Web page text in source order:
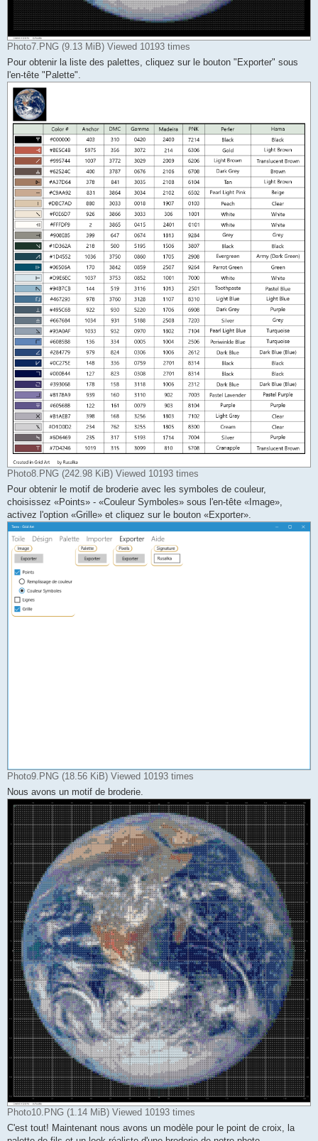
Photo7.PNG (9.13 MiB) Viewed 10193 times
Pour obtenir la liste des palettes, cliquez sur le bouton "Exporter" sous
l'en-tête "Palette".
Photo8.PNG (242.98 KiB) Viewed 10193 times
Pour obtenir le motif de broderie avec les symboles de couleur,
choisissez «Points» - «Couleur Symboles» sous l'en-tête «Image»,
activez l'option «Grille» et cliquez sur le bouton «Exporter».
Photo9.PNG (18.56 KiB) Viewed 10193 times
Nous avons un motif de broderie.
Photo10.PNG (1.14 MiB) Viewed 10193 times
C'est tout! Maintenant nous avons un modèle pour le point de croix, la